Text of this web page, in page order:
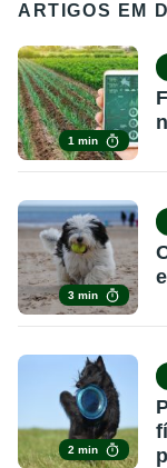
ARTIGOS EM
1 min
3 min
2 min